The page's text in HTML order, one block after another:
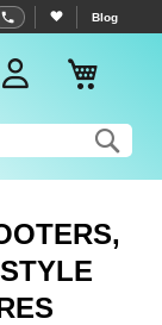
Blog